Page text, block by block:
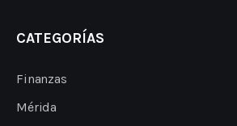
CATEGORÍAS
Finanzas
Mérida